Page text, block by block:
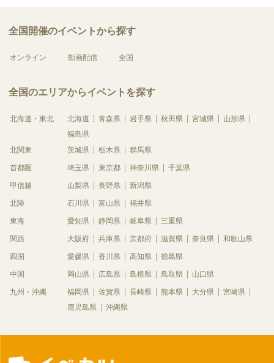
全国開催のイベントから探す
オンライン 動画配信 全国
全国のエリアからイベントを探す
北海道・東北 北海道 青森県 岩手県 秋田県 宮城県
山形県
福島県
北関東
茨城県 栃木県 群馬県
首都圏 埼玉県 東京都 神奈川県 千葉県
甲信越 山梨県 長野県 新潟県
北陸 石川県 富山県 福井県
東海 愛知県 静岡県 岐阜県 三重県
関西 大阪府 兵庫県 京都府 滋賀県 奈良県 和歌山県
四国 愛媛県 香川県 高知県 徳島県
中国 岡山県 広島県 島根県 鳥取県 山口県
九州・沖縄 福岡県 佐賀県 長崎県 熊本県 大分県
宮崎県
鹿児島県
沖縄県